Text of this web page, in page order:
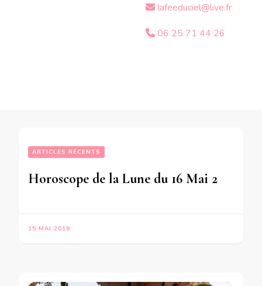
lafeeduciel@live.fr
06 25 71 44 26
ARTICLES RÉCENTS
15 MAI 2018